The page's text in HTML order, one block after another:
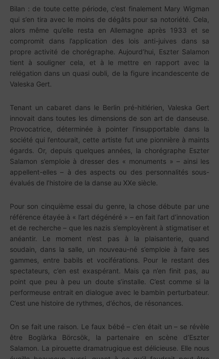
Bilan : de toute cette période, c’est finalement Mary Wigman
qui s’en tira avec le moins de dégâts pour sa notoriété. Cela,
alors même qu’elle resta en Allemagne après 1933 et se
compromit dans l’application des lois anti-juives dans sa
propre activité de chorégraphe. Aujourd’hui, Eszter Salamon
tient à souligner cela, et à le mettre en rapport avec la
relégation dans un quasi oubli, de la figure incandescente de
Valeska Gert.
Tenant un cabaret dans le Berlin pré-hitlérien, Valeska Gert
innovait dans toutes les dimensions de son art de danseuse.
Provocatrice, déterminée à pointer l’insupportable dans la
société qui l’entourait, cette artiste fut une pionnière à maints
égards. Or, depuis quelques années, la chorégraphe Eszter
Salamon s’emploie à dresser des « monuments » – ainsi les
appellent-elles – à des aspects ou des personnalités sous-
évalués de l’histoire de la danse au XXe siècle.
Pour son cinquième essai du genre, la chose débute par une
référence étayée à « l’art dégénéré » – en fait l’art d’innovation
et de recherche – que les nazis s’employèrent à stigmatiser et
anéantir. Le moment n’est pas à la plaisanterie, quand
soudain, dans la salle, un nouveau-né s’emploie à faire ses
gammes, entre babils et vociférations. Pour le restant des
spectateurs, c’en est exaspérant. Mais ça n’en finit pas, au
point que peu à peu un doute s’installe. C’est comme si la
performeuse entrait en dialogue avec le bambin perturbateur.
C’est une histoire de rythmes, d’échos, de résonances.
On se fait une raison. Le faux bébé – c’en était un – se révèle
être Boglàrka Börcsök, la partenaire en scène d’Eszter
Salamon. La pirouette dramatrugique est délicieuse. Elle nous